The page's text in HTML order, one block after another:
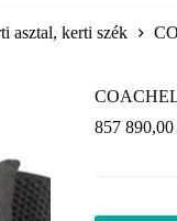
asztal, kerti szék
857